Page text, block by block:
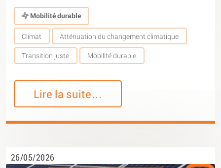
Mobilité durable
Climat Atténuation du changement climatique
Transition juste Mobilité durable
Lire la suite…
26/05/2026